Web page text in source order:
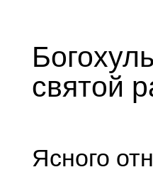
святой
Ясного